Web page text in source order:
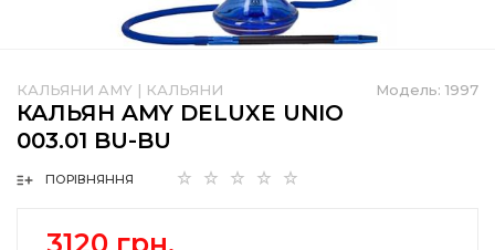
Модель: 1997
КАЛЬЯНИ AMY | КАЛЬЯНИ
КАЛЬЯН AMY DELUXE UNIO
003.01 BU-BU
ПОРІВНЯННЯ
3120 грн.